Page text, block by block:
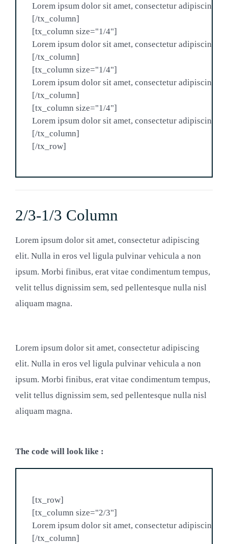
Lorem ipsum dolor sit amet, consectetur adipiscing
[/tx_column]
[tx_column size="1/4"]
Lorem ipsum dolor sit amet, consectetur adipiscing
[/tx_column]
[tx_column size="1/4"]
Lorem ipsum dolor sit amet, consectetur adipiscing
[/tx_column]
[tx_column size="1/4"]
Lorem ipsum dolor sit amet, consectetur adipiscing
[/tx_column]
2/3-1/3 Column
Lorem ipsum dolor sit amet, consectetur adipiscing
elit. Nulla in eros vel ligula pulvinar vehicula a non
ipsum. Morbi finibus, erat vitae condimentum tempus,
velit tellus dignissim sem, sed pellentesque nulla nisl
aliquam magna.
Lorem ipsum dolor sit amet, consectetur adipiscing
elit. Nulla in eros vel ligula pulvinar vehicula a non
ipsum. Morbi finibus, erat vitae condimentum tempus,
velit tellus dignissim sem, sed pellentesque nulla nisl
aliquam magna.
The code will look like :
[tx_row]
[tx_column size="2/3"]
Lorem ipsum dolor sit amet, consectetur adipiscing
[/tx_column]